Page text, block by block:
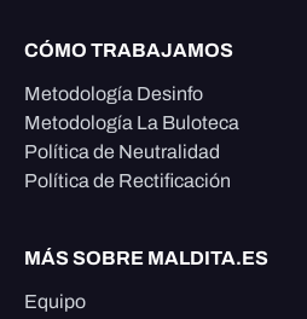
CÓMO TRABAJAMOS
Metodología Desinfo
Metodología La Buloteca
Política de Neutralidad
Política de Rectificación
MÁS SOBRE MALDITA.ES
Equipo